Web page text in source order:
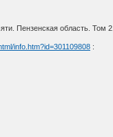
Пензенская область. Том 2.
info.htm?id=301109808 :